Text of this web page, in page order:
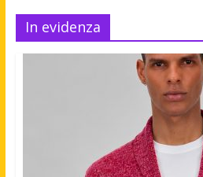
In evidenza